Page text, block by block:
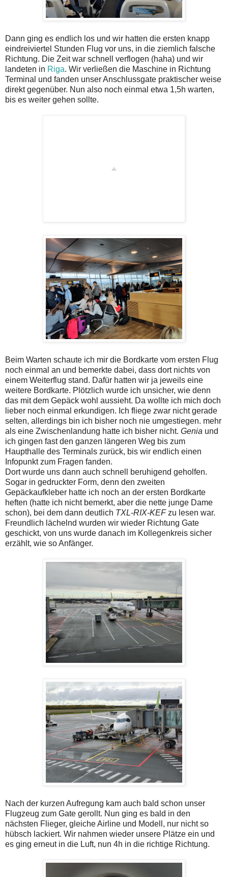
Dann ging es endlich los und wir hatten die ersten knapp
eindreiviertel Stunden Flug vor uns, in die ziemlich falsche
Richtung. Die Zeit war schnell verflogen (haha) und wir
landeten in Riga. Wir verließen die Maschine in Richtung
Terminal und fanden unser Anschlussgate praktischer weise
direkt gegenüber. Nun also noch einmal etwa 1,5h warten,
bis es weiter gehen sollte.
Beim Warten schaute ich mir die Bordkarte vom ersten Flug
noch einmal an und bemerkte dabei, dass dort nichts von
einem Weiterflug stand. Dafür hatten wir ja jeweils eine
weitere Bordkarte. Plötzlich wurde ich unsicher, wie denn
das mit dem Gepäck wohl aussieht. Da wollte ich mich doch
lieber noch einmal erkundigen. Ich fliege zwar nicht gerade
selten, allerdings bin ich bisher noch nie umgestiegen. mehr
als eine Zwischenlandung hatte ich bisher nicht. Genia und
ich gingen fast den ganzen längeren Weg bis zum
Haupthalle des Terminals zurück, bis wir endlich einen
Infopunkt zum Fragen fanden.
Dort wurde uns dann auch schnell beruhigend geholfen.
Sogar in gedruckter Form, denn den zweiten
Gepäckaufkleber hatte ich noch an der ersten Bordkarte
heften (hatte ich nicht bemerkt, aber die nette junge Dame
schon), bei dem dann deutlich TXL-RIX-KEFzu lesen war.
Freundlich lächelnd wurden wir wieder Richtung Gate
geschickt, von uns wurde danach im Kollegenkreis sicher
erzählt, wie so Anfänger.
Nach der kurzen Aufregung kam auch bald schon unser
Flugzeug zum Gate gerollt. Nun ging es bald in den
nächsten Flieger, gleiche Airline und Modell, nur nicht so
hübsch lackiert. Wir nahmen wieder unsere Plätze ein und
es ging erneut in die Luft, nun 4h in die richtige Richtung.